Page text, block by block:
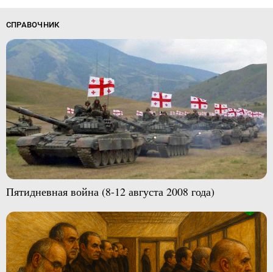
СПРАВОЧНИК
Пятидневная война (8-12 августа 2008 года)